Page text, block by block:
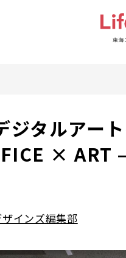
ジタルアー
× ART
インズ編集部